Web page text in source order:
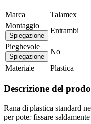
Marca
Talamex
Montaggio
Spiegazione
Entrambi
Pieghevole
Spiegazione
No
Materiale
Plastica
Descrizione del
Rana di plastica standard
per poter fissare